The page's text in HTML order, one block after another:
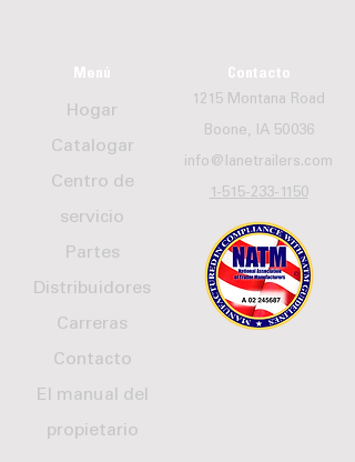
Menú
Hogar
Catalogar
Centro de
servicio
Partes
Distribuidores
Carreras
Contacto
El manual del
propietario
Contacto
1215 Montana Road
Boone, IA 50036
info@lanetrailers.com
1-515-233-1150